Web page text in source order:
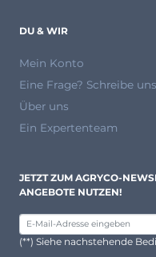
DU & WIR
Mein Konto
Eine Frage? Schreibe
Über uns
Ein Expertenteam
JETZT ZUM AGRYCO-
ANGEBOTE NUTZEN!
(**) Siehe nachstehende